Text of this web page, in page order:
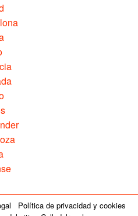
Política de privacidad y cookies